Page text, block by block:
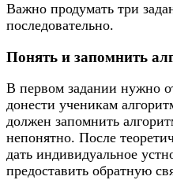
Важно продумать три
последовательно.
Понять и запомнить
В первом задании нужно
донести ученикам
должен запомнить
непонятно. После
дать индивидуальное
предоставить обратную